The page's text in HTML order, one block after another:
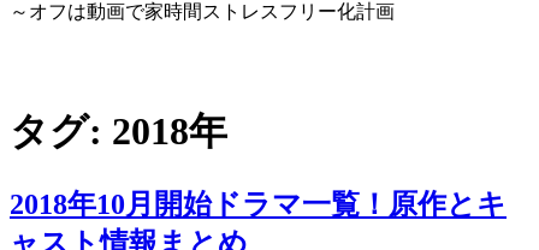
～オフは動画で家時間ストレスフリー化計画
タグ: 2018年
2018年10月開始ドラマ一覧！原作とキ
ャスト情報まとめ